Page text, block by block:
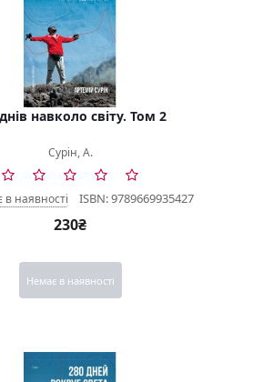
навколо світу. Том 2
Сурін, А.
наявності ISBN: 9789669935427
230₴
Немає в наявності